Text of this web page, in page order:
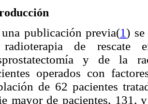
publicación previa(1) se
de rescate
y de la
operados con
de 62 pacientes
mayor de pacientes, 131,